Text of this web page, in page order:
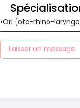
Orl (oto-rhino-
Laisser un message